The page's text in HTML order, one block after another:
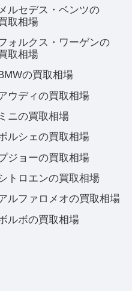
メルセデス・ベンツの
取相場
ォルクス・ワーゲンの
取相場
BMWの買取相場
ウディの買取相場
ミニの買取相場
ルシェの買取相場
ジョーの買取相場
トロエンの買取相場
ルファロメオの買取相場
ルボの買取相場